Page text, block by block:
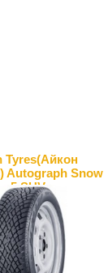
Tyres(Айкон
Autograph Snow
5 SUV